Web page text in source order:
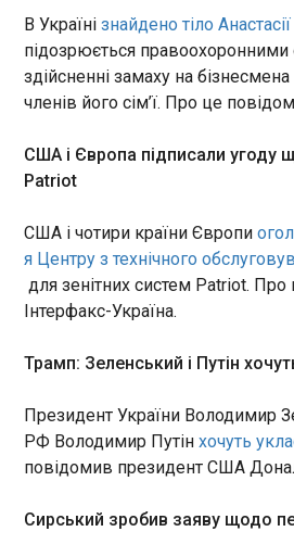
турецького
Таїпа Ердогана у
режиму,
сильним
мусульман"
змінити алгоритм роботи
це повідомляє Radio România. Виконувач
обов'язків голови Міноборони
Міруце заявив, що надіслав
офіційний запит стосовно
ЧИТАТЬ
ВООЗ попередила про
Європа готується до нових
погодних умов. Керівники
здоров’я попередили, що
бути ще більш смертоносні
повідомляє Daily Star . Всесвітня організація
у зв’язку з екстремальною
Іспанії цього тижня
Лідер британських
розслідування
В Українізнайдено тіло
підозрюється
здійсненні замаху на
членів його сім’ї. Про це
США і Європа підписали угоду
Patriot
США і чотири країни Європи
я Центру з технічного
для зенітних систем Patriot.
Інтерфакс-Україна.
Трамп: Зеленський і Путін
Президент України Володимир
РФ Володимир Путінхочуть
повідомив президент США
Сирський зробив заяву щодо